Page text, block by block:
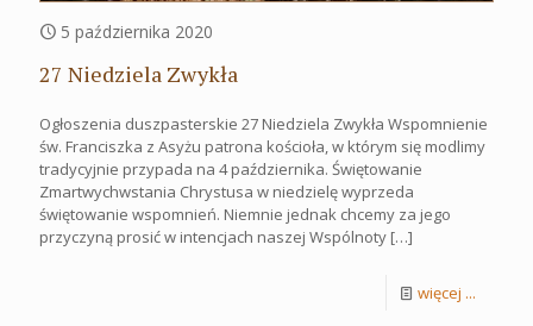
5 października 2020
27 Niedziela Zwykła
Ogłoszenia duszpasterskie 27 Niedziela Zwykła Wspomnienie
św. Franciszka z Asyżu patrona kościoła, w którym się modlimy
tradycyjnie przypada na 4 października. Świętowanie
Zmartwychwstania Chrystusa w niedzielę wyprzeda
świętowanie wspomnień. Niemnie jednak chcemy za jego
przyczyną prosić w intencjach naszej Wspólnoty […]
więcej ...